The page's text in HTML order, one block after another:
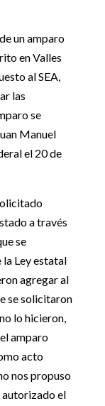
un amparo
en Valles
al SEA,
las
se
Manuel
el 20 de
a través
se
Ley estatal
agregar al
se solicitaron
lo hicieron,
amparo
acto
nos propuso
autorizado el